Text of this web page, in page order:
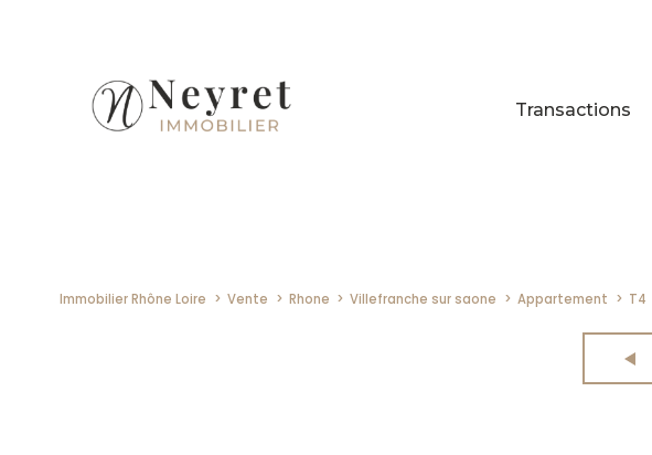
Transactions
Immobilier Rhône Loire Vente Rhone Villefranche sur saone Appartement T4